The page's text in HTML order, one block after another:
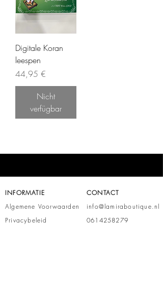
Digitale Koran
leespen
Preis
44,95 €
Nicht
verfügbar
INFORMATIE
Algemene Voorwaarden
Privacybeleid
CONTACT
info@lamiraboutique.nl
0614258279